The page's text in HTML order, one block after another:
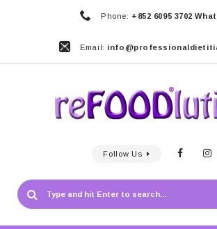
Phone: +852 6095 3702
Email:
Follow Us